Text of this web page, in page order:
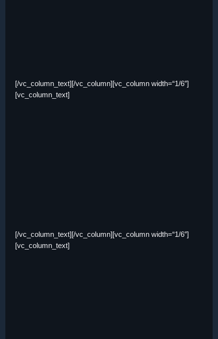
[/vc_column_text][/vc_column][vc_column width=“1/6″]
[vc_column_text]
[/vc_column_text][/vc_column][vc_column width=“1/6″]
[vc_column_text]